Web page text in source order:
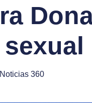
Noticias 360